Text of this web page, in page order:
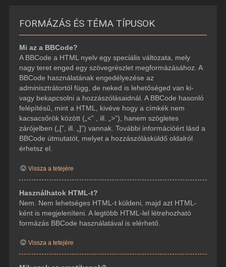
FORMÁZÁS ÉS TÉMA TÍPUSOK
Mi az a BBCode?
A BBCode a HTML nyelv egy speciális változata, mely
nagy teret enged egy szövegrészlet megformázásához. A
BBCode használatának engedélyezése az
adminisztrátortól függ, de neked is lehetőséged van ki-
vagy bekapcsolni a hozzászólásaidnál. A BBCode hasonló
felépítésű, mint a HTML, kivéve hogy a címkék nem
kacsacsőrök között („<” , ill. „>”), hanem szögletes
zárójelben („[”, ill. „]”) vannak. További információért lásd a
BBCode útmutatót, melyet a hozzászólásküldő oldalról
érhetsz el.
Vissza a tetejére
Használhatok HTML-t?
Nem. Nem lehetséges HTML-t küldeni, majd azt HTML-
ként is megjeleníteni. A legtöbb HTML-lel létrehozható
formázás BBCode használatával is elérhető.
Vissza a tetejére